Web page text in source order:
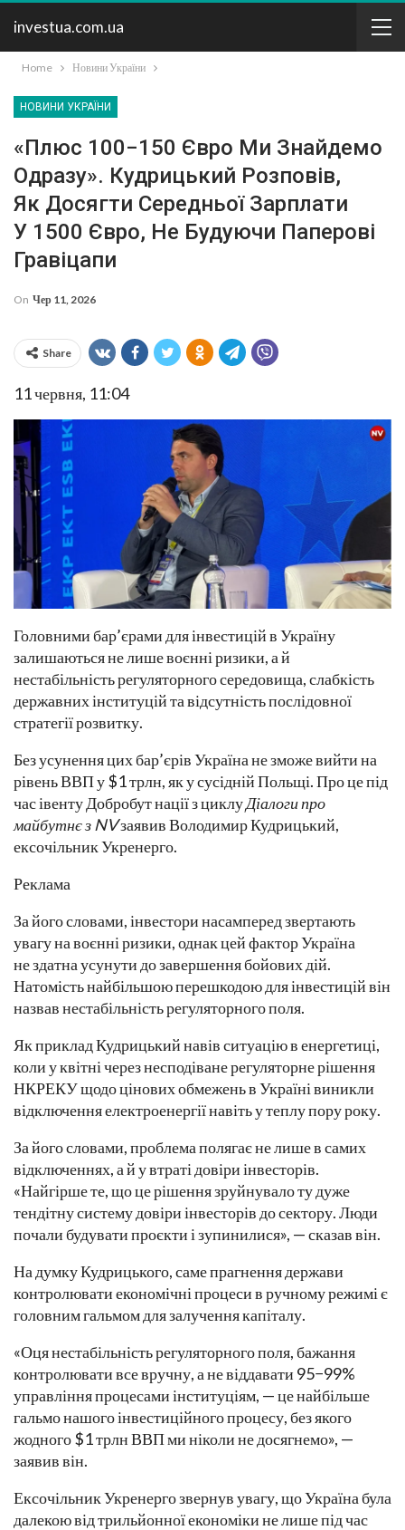
investua.com.ua
Home Новини України
НОВИНИ УКРАЇНИ
«Плюс 100−150 Євро Ми Знайдемо
Одразу». Кудрицький Розповів,
Як Досягти Середньої Зарплати
У 1500 Євро, Не Будуючи Паперові
Гравіцапи
On Чер 11, 2026
Share
11 червня, 11:04
Головними бар’єрами для інвестицій в Україну
залишаються не лише воєнні ризики, а й
нестабільність регуляторного середовища, слабкість
державних інституцій та відсутність послідовної
стратегії розвитку.
Без усунення цих бар’єрів Україна не зможе вийти на
рівень ВВП у $1 трлн, як у сусідній Польщі. Про це під
час івенту Добробут нації з циклуДіалоги про
майбутнє з NVзаявив Володимир Кудрицький,
ексочільник Укренерго.
Реклама
За його словами, інвестори насамперед звертають
увагу на воєнні ризики, однак цей фактор Україна
не здатна усунути до завершення бойових дій.
Натомість найбільшою перешкодою для інвестицій він
назвав нестабільність регуляторного поля.
Як приклад Кудрицький навів ситуацію в енергетиці,
коли у квітні через несподіване регуляторне рішення
НКРЕКУ щодо цінових обмежень в Україні виникли
відключення електроенергії навіть у теплу пору року.
За його словами, проблема полягає не лише в самих
відключеннях, а й у втраті довіри інвесторів.
«Найгірше те, що це рішення зруйнувало ту дуже
тендітну систему довіри інвесторів до сектору. Люди
почали будувати проєкти і зупинилися», — сказав він.
На думку Кудрицького, саме прагнення держави
контролювати економічні процеси в ручному режимі є
головним гальмом для залучення капіталу.
«Оця нестабільність регуляторного поля, бажання
контролювати все вручну, а не віддавати 95−99%
управління процесами інституціям, — це найбільше
гальмо нашого інвестиційного процесу, без якого
жодного $1 трлн ВВП ми ніколи не досягнемо», —
заявив він.
Ексочільник Укренерго звернув увагу, що Україна була
далекою від трильйонної економіки не лише під час